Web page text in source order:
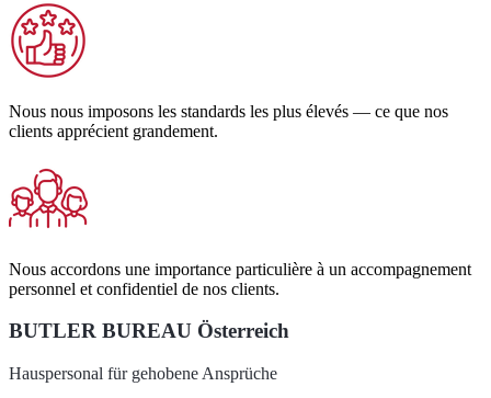
Nous nous imposons les standards les plus élevés — ce que nos
clients apprécient grandement.
Nous accordons une importance particulière à un accompagnement
personnel et confidentiel de nos clients.
BUTLER BUREAU Österreich
Hauspersonal für gehobene Ansprüche